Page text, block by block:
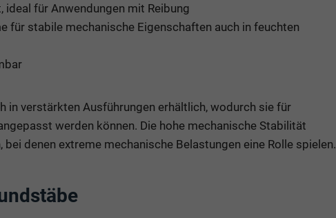
für Anwendungen mit Reibung
für stabile mechanische Eigenschaften auch in feuchten
in verstärkten Ausführungen erhältlich, wodurch sie für
werden können. Die hohe mechanische Stabilität
denen extreme mechanische Belastungen eine Rolle spielen.